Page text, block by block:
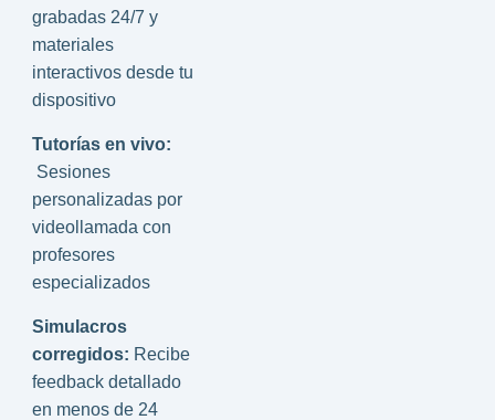
grabadas 24/7 y
materiales
interactivos desde tu
dispositivo
Tutorías en vivo:
Sesiones
personalizadas por
videollamada con
profesores
especializados
Simulacros
corregidos: Recibe
feedback detallado
en menos de 24